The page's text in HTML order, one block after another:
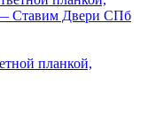
планкой,